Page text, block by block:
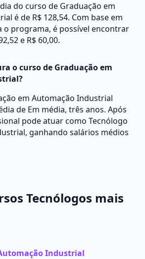
do curso de Graduação em
é de R$ 128,54. Com base em
o programa, é possível encontrar
e R$ 60,00.
o curso de Graduação em
em Automação Industrial
de Em média, três anos. Após
pode atuar como Tecnólogo
ganhando salários médios
Tecnólogos mais
Industrial